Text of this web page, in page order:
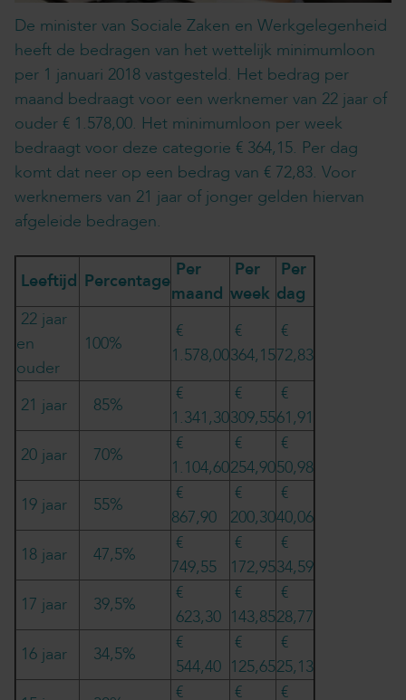
De minister van Sociale Zaken en Werkgelegenheid
heeft de bedragen van het wettelijk minimumloon
per 1 januari 2018 vastgesteld. Het bedrag per
maand bedraagt voor een werknemer van 22 jaar of
ouder € 1.578,00. Het minimumloon per week
bedraagt voor deze categorie € 364,15. Per dag
komt dat neer op een bedrag van € 72,83. Voor
werknemers van 21 jaar of jonger gelden hiervan
afgeleide bedragen.
Leeftijd Percentage
Per
maand
Per
week
Per
dag
22 jaar
en
ouder
100%
€
1.578,00
€
364,15
€
72,83
21 jaar 85%
€
1.341,30
€
309,55
€
61,91
20 jaar
70%
€
1.104,60
€
254,90
€
50,98
19 jaar
55%
€
867,90
€
200,30
€
40,06
18 jaar
47,5%
€
749,55
€
172,95
€
34,59
17 jaar
39,5%
€
623,30
€
143,85
€
28,77
16 jaar
34,5%
€
544,40
€
125,65
€
25,13
€
€
€